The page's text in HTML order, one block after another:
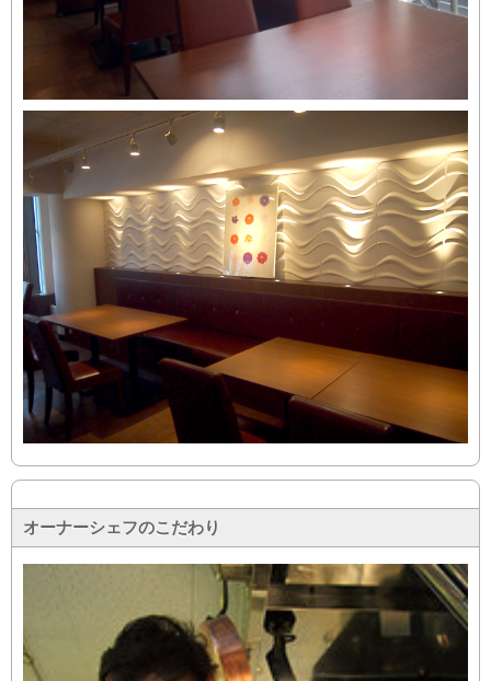
オーナーシェフのこだわり